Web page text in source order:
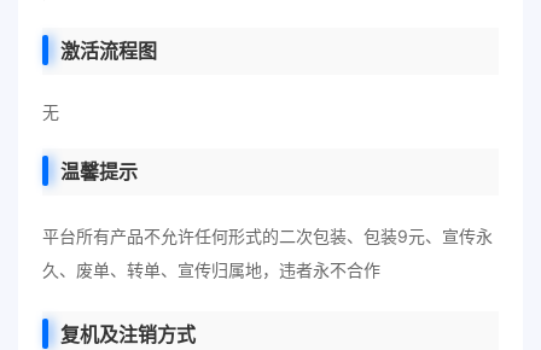
激活流程图
无
温馨提示
平台所有产品不允许任何形式的二次包装、包装9元、宣传永
久、废单、转单、宣传归属地，违者永不合作
复机及注销方式